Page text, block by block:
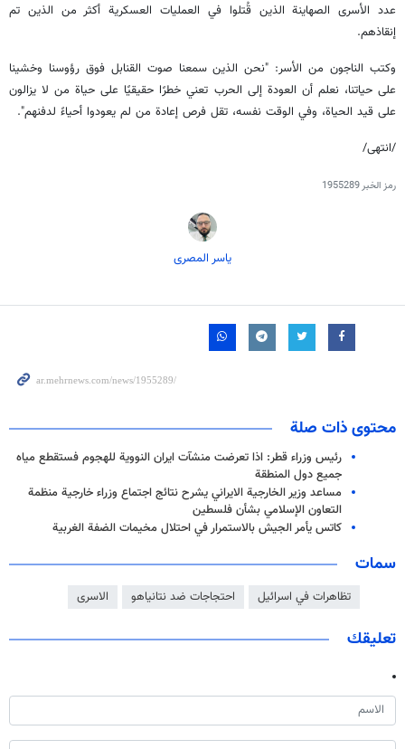
عدد الأسرى الصهاينة الذين قُتلوا في العمليات العسكرية أكثر من الذين تم
إنقاذهم.
وكتب الناجون من الأسر: "نحن الذين سمعنا صوت القنابل فوق رؤوسنا وخشينا
على حياتنا، نعلم أن العودة إلى الحرب تعني خطرًا حقيقيًا على حياة من لا يزالون
على قيد الحياة، وفي الوقت نفسه، تقل فرص إعادة من لم يعودوا أحياءً لدفنهم".
/انتهى/
رمز الخبر1955289
یاسر المصری
محتوى ذات صلة
رئيس وزراء قطر: اذا تعرضت منشآت ايران النووية للهجوم فستقطع مياه
جميع دول المنطقة
مساعد وزير الخارجية الايراني يشرح نتائج اجتماع وزراء خارجية منظمة
التعاون الإسلامي بشأن فلسطين
كاتس يأمر الجيش بالاستمرار في احتلال مخيمات الضفة الغربية
سمات
تظاهرات في اسرائيل احتجاجات ضد نتانیاهو الاسرى
تعليقك